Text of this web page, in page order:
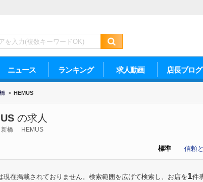
ニュース ランキング 求人動画 店長ブログ
> HEMUS
の求人
新橋 HEMUS
信頼
標準
現在掲載されておりません。検索範囲を広げて検索し、お店を1件